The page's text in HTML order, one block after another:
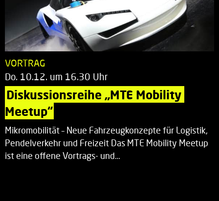
VORTRAG
Do. 10.12. um 16.30 Uhr
Diskussionsreihe „MTE Mobility
Meetup“
Mikromobilität – Neue Fahrzeugkonzepte für Logistik,
Pendelverkehr und Freizeit Das MTE Mobility Meetup
ist eine offene Vortrags- und…